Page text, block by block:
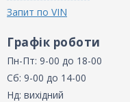
Запит по VIN
Графік роботи
Пн-Пт: 9-00 до 18-00
Сб: 9-00 до 14-00
Нд: вихідний